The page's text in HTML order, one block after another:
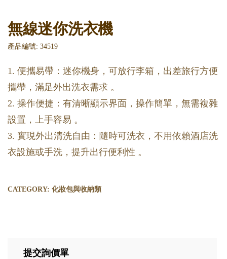
無線迷你洗衣機
產品編號: 34519
1. 便攜易帶：迷你機身，可放行李箱，出差旅行方便
攜帶，滿足外出洗衣需求 。
2. 操作便捷：有清晰顯示界面，操作簡單，無需複雜
設置，上手容易 。
3. 實現外出清洗自由：隨時可洗衣，不用依賴酒店洗
衣設施或手洗，提升出行便利性 。
CATEGORY: 化妝包與收納類
提交詢價單